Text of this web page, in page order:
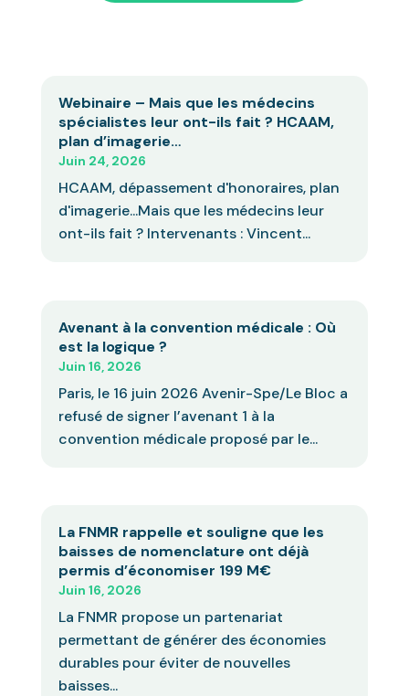
Webinaire – Mais que les médecins
spécialistes leur ont-ils fait ? HCAAM,
plan d’imagerie…
Juin 24, 2026
HCAAM, dépassement d'honoraires, plan
d'imagerie...Mais que les médecins leur
ont-ils fait ? Intervenants : Vincent...
Avenant à la convention médicale : Où
est la logique ?
Juin 16, 2026
Paris, le 16 juin 2026 Avenir-Spe/Le Bloc a
refusé de signer l’avenant 1 à la
convention médicale proposé par le...
La FNMR rappelle et souligne que les
baisses de nomenclature ont déjà
permis d’économiser 199 M€
Juin 16, 2026
La FNMR propose un partenariat
permettant de générer des économies
durables pour éviter de nouvelles
baisses...